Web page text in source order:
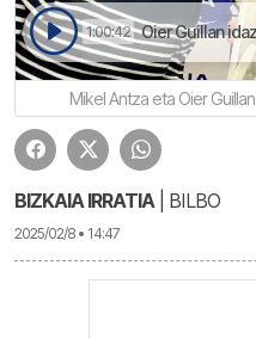
1:00:42 Oier Guillan idazlea
Mikel Antza eta Oier
BIZKAIA IRRATIA | BILBO
2025/02/8 • 14:47